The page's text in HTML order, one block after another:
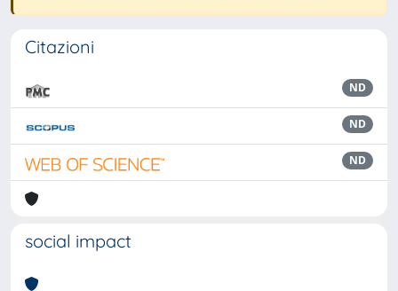
Citazioni
ND
ND
ND
social impact